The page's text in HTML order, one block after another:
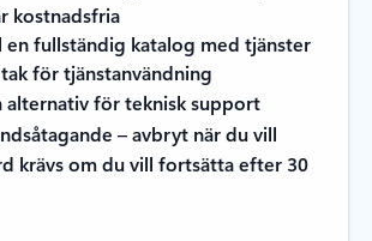
kostnadsfria
fullständig katalog med tjänster
för tjänstanvändning
alternativ för teknisk support
– avbryt när du vill
krävs om du vill fortsätta efter 30